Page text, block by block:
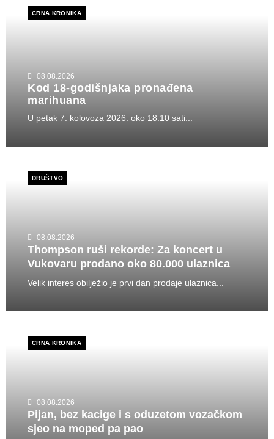
CRNA KRONIKA
08.08.2026
Kod 18-godišnjaka pronađena
marihuana
U petak 7. kolovoza 2026. oko 18.10 sati...
DRUŠTVO
08.08.2026
Thompson ruši rekorde: Za koncert u
Vukovaru prodano oko 80.000 ulaznica
Velik interes obilježio je prvi dan prodaje ulaznica...
CRNA KRONIKA
08.08.2026
Pijan, bez kacige i s oduzetom vozačkom
sjeo na moped pa pao